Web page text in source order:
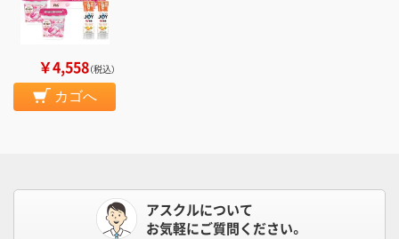
￥4,558（税込）
カゴへ
アスクルについて
お気軽にご質問ください。